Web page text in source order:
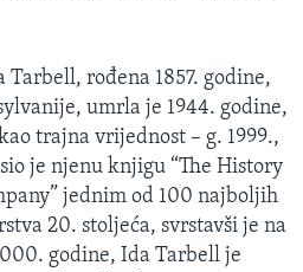
rođena 1857. godine,
umrla je 1944. godine,
trajna vrijednost – g. 1999.,
je njenu knjigu “The History
jednim od 100 najboljih
20. stoljeća, svrstavši je na
godine, Ida Tarbell je